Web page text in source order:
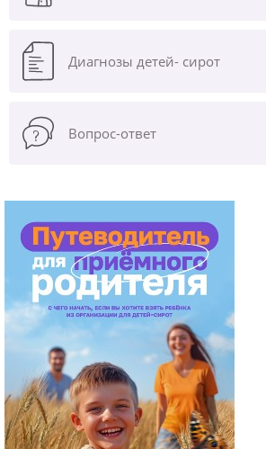
Диагнозы детей- сирот
Вопрос-ответ